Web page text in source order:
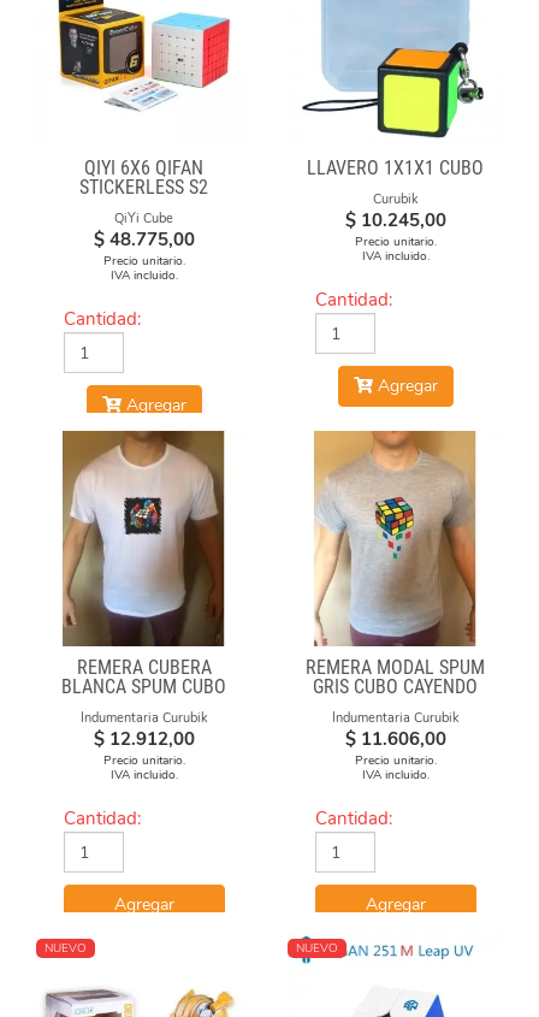
QIYI 6X6 QIFAN
STICKERLESS S2
QiYi Cube
$ 48.775,00
Precio unitario.
IVA incluido.
Cantidad:
Agregar
LLAVERO 1X1X1 CUBO
Curubik
$ 10.245,00
Precio unitario.
IVA incluido.
Cantidad:
Agregar
REMERA CUBERA
BLANCA SPUM CUBO
Indumentaria Curubik
$ 12.912,00
Precio unitario.
IVA incluido.
Cantidad:
Agregar
REMERA MODAL SPUM
GRIS CUBO CAYENDO
Indumentaria Curubik
$ 11.606,00
Precio unitario.
IVA incluido.
Cantidad:
Agregar
NUEVO NUEVO